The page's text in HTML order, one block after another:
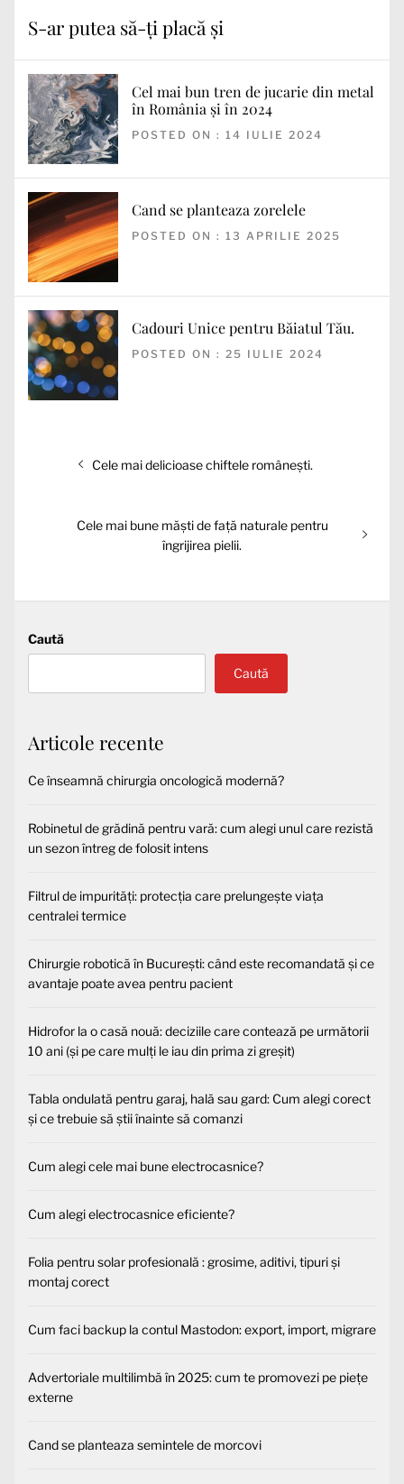
S-ar putea să-ți placă și
Cel mai bun tren de jucarie din metal
în România și în 2024
POSTED ON : 14 IULIE 2024
Cand se planteaza zorelele
POSTED ON : 13 APRILIE 2025
Cadouri Unice pentru Băiatul Tău.
POSTED ON : 25 IULIE 2024
Articolul
Cele mai delicioase chiftele românești.
Articolul
Cele mai bune măști de față naturale pentru
îngrijirea pielii.
Caută
Caută
Articole recente
Ce înseamnă chirurgia oncologică modernă?
Robinetul de grădină pentru vară: cum alegi unul care rezistă
un sezon întreg de folosit intens
Filtrul de impurități: protecția care prelungește viața
centralei termice
Chirurgie robotică în București: când este recomandată și ce
avantaje poate avea pentru pacient
Hidrofor la o casă nouă: deciziile care contează pe următorii
10 ani (și pe care mulți le iau din prima zi greșit)
Tabla ondulată pentru garaj, hală sau gard: Cum alegi corect
și ce trebuie să știi înainte să comanzi
Cum alegi cele mai bune electrocasnice?
Cum alegi electrocasnice eficiente?
Folia pentru solar profesională : grosime, aditivi, tipuri și
montaj corect
Cum faci backup la contul Mastodon: export, import, migrare
Advertoriale multilimbă în 2025: cum te promovezi pe piețe
externe
Cand se planteaza semintele de morcovi